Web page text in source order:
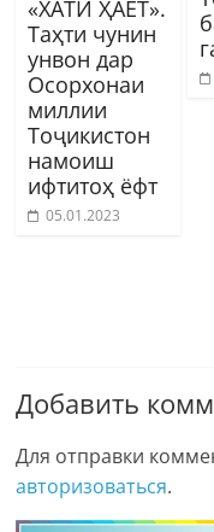
«ХАТИ ҲАЁТ».
Таҳти чунин
унвон дар
Осорхонаи
миллии
Тоҷикистон
намоиш
ифтитоҳ ёфт
05.01.2023
Добавить
Для отправки
авторизоваться.